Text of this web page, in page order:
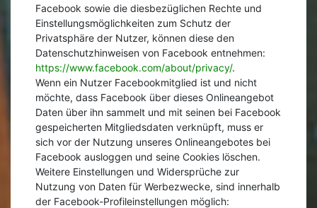
Facebook sowie die diesbezüglichen Rechte und
Einstellungsmöglichkeiten zum Schutz der
Privatsphäre der Nutzer, können diese den
Datenschutzhinweisen von Facebook entnehmen:
https://www.facebook.com/about/privacy/.
Wenn ein Nutzer Facebookmitglied ist und nicht
möchte, dass Facebook über dieses Onlineangebot
Daten über ihn sammelt und mit seinen bei Facebook
gespeicherten Mitgliedsdaten verknüpft, muss er
sich vor der Nutzung unseres Onlineangebotes bei
Facebook ausloggen und seine Cookies löschen.
Weitere Einstellungen und Widersprüche zur
Nutzung von Daten für Werbezwecke, sind innerhalb
der Facebook-Profileinstellungen möglich: